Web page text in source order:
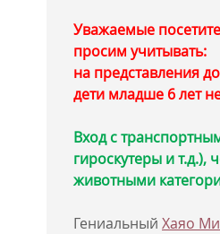
Уважаемые
просим учитывать:
на представления
дети младше 6 лет
Вход с
гироскутеры и
животными
Гениальный Хаяо